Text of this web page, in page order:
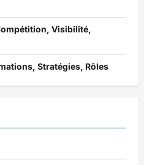
Visibilité,
Stratégies, Rôles